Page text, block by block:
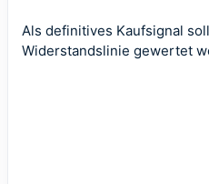
Als definitives Kaufsignal
Widerstandslinie gewertet